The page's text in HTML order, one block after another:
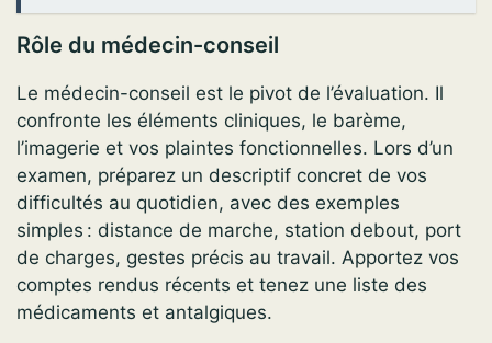
Rôle du médecin-conseil
Le médecin-conseil est le pivot de l’évaluation. Il
confronte les éléments cliniques, le barème,
l’imagerie et vos plaintes fonctionnelles. Lors d’un
examen, préparez un descriptif concret de vos
difficultés au quotidien, avec des exemples
simples : distance de marche, station debout, port
de charges, gestes précis au travail. Apportez vos
comptes rendus récents et tenez une liste des
médicaments et antalgiques.